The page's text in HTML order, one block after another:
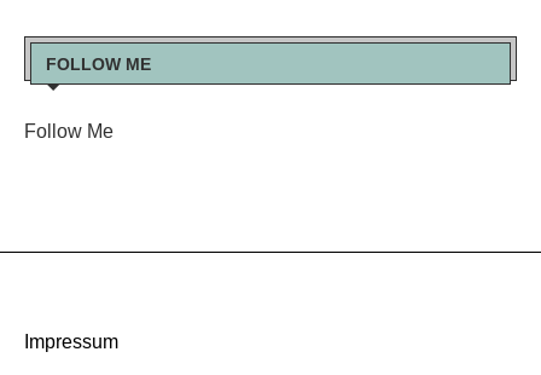
FOLLOW ME
Follow Me
Impressum